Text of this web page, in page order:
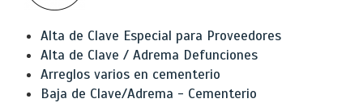
Alta de Clave Especial para Proveedores
Alta de Clave / Adrema Defunciones
Arreglos varios en cementerio
Baja de Clave/Adrema - Cementerio